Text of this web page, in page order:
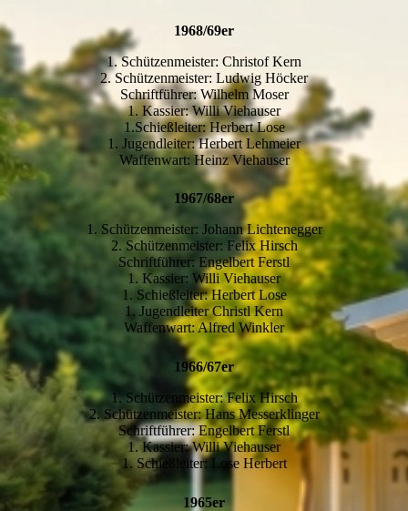
1968/69er
1. Schützenmeister: Christof Kern
2. Schützenmeister: Ludwig Höcker
Schriftführer: Wilhelm Moser
1. Kassier: Willi Viehauser
1.Schießleiter: Herbert Lose
1. Jugendleiter: Herbert Lehmeier
Waffenwart: Heinz Viehauser
1967/68er
1. Schützenmeister: Johann Lichtenegger
2. Schützenmeister: Felix Hirsch
Schriftführer: Engelbert Ferstl
1. Kassier: Willi Viehauser
1. Schießleiter: Herbert Lose
1. Jugendleiter Christl Kern
Waffenwart: Alfred Winkler
1966/67er
1. Schützenmeister: Felix Hirsch
2. Schützenmeister: Hans Messerklinger
Schriftführer: Engelbert Ferstl
1. Kassier: Willi Viehauser
1. Schießleiter: Lose Herbert
1965er